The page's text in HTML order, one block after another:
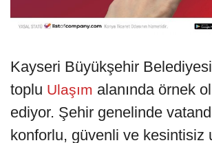
Kayseri Büyükşehir
toplu Ulaşım alanında örnek
ediyor. Şehir genelinde
konforlu, güvenli ve kesintisiz